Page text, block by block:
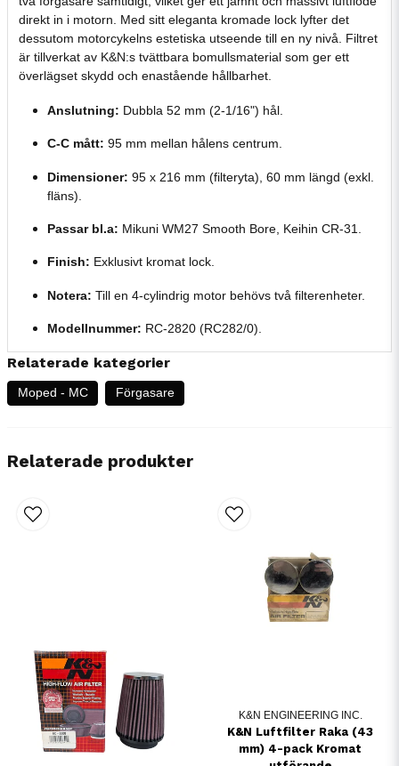
direkt in i motorn. Med sitt eleganta kromade lock lyfter det
dessutom motorcykelns estetiska utseende till en ny nivå. Filtret
är tillverkat av K&N:s tvättbara bomullsmaterial som ger ett
överlägset skydd och enastående hållbarhet.
Anslutning: Dubbla 52 mm (2-1/16") hål.
C-C mått: 95 mm mellan hålens centrum.
Dimensioner: 95 x 216 mm (filteryta), 60 mm längd (exkl.
fläns).
Passar bl.a: Mikuni WM27 Smooth Bore, Keihin CR-31.
Finish: Exklusivt kromat lock.
Notera: Till en 4-cylindrig motor behövs två filterenheter.
Modellnummer: RC-2820 (RC282/0).
Relaterade kategorier
Moped - MC Förgasare
Relaterade produkter
K&N ENGINEERING INC.
K&N Luftfilter Raka (43
mm) 4-pack Kromat